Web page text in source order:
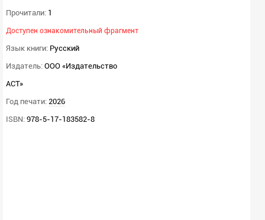
Прочитали: 1
Доступен ознакомительный фрагмент
Язык книги: Русский
Издатель: ООО «Издательство
АСТ»
Год печати: 2026
ISBN: 978-5-17-183582-8